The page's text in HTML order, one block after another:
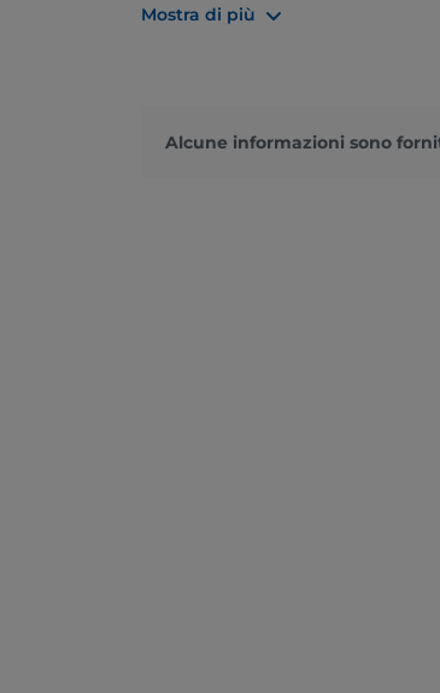
Duomo affacciano invece
Mostra di più
Alcune informazioni sono